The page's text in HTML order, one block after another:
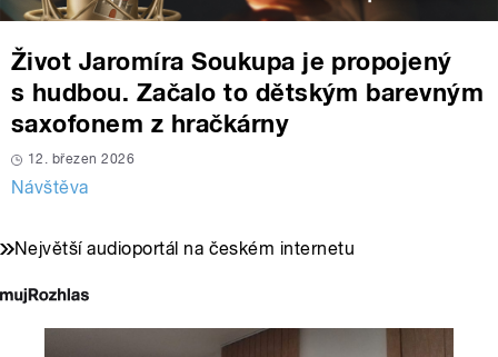
Život Jaromíra Soukupa je propojený
s hudbou. Začalo to dětským barevným
saxofonem z hračkárny
12. březen 2026
Návštěva
Největší audioportál na českém internetu